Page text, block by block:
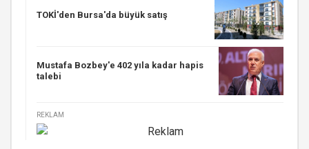
TOKİ'den Bursa'da büyük satış
Mustafa Bozbey'e 402 yıla kadar hapis
talebi
REKLAM